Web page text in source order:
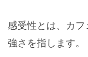
感受性とは、カ
強さを指します。